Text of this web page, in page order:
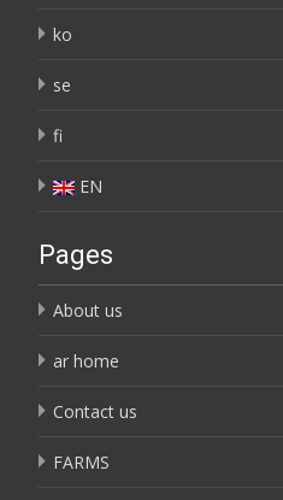
ko
se
fi
EN
Pages
About us
ar home
Contact us
FARMS